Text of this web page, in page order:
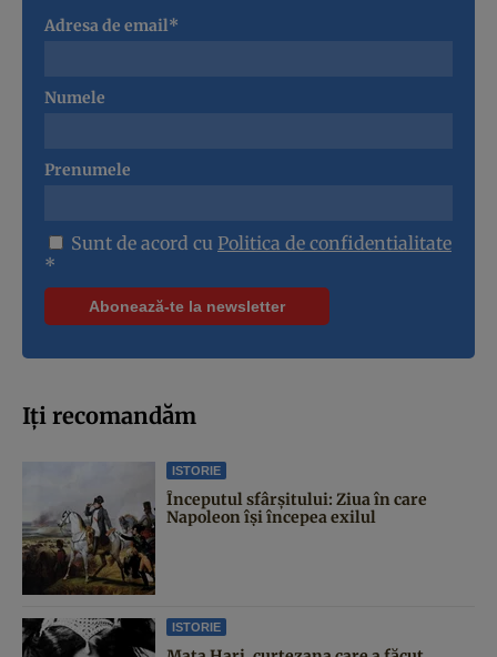
Adresa de email*
Numele
Prenumele
Sunt de acord cu Politica de confidentialitate
*
Iți recomandăm
ISTORIE
Începutul sfârşitului: Ziua în care
Napoleon îşi începea exilul
ISTORIE